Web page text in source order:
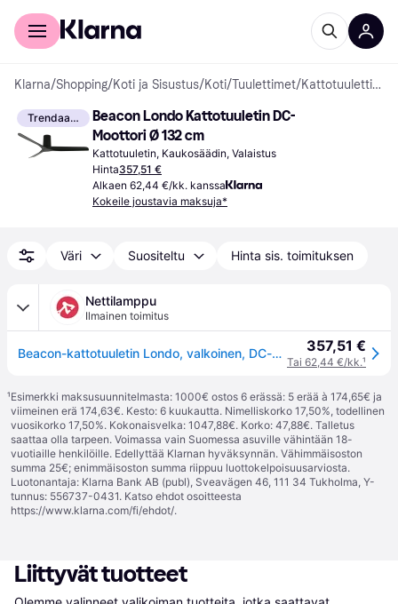
Kuluttajille
Klarna/Shopping/Koti ja Sisustus/Koti/Tuulettimet/ Kattotuulettimet
Trendaava
Beacon Londo Kattotuuletin DC-
Moottori Ø 132 cm
Kattotuuletin, Kaukosäädin, Valaistus
Hinta357,51 €
Alkaen 62,44 €/kk. kanssa
Kokeile joustavia maksuja*
Väri Suositeltu Hinta sis. toimituksen
Nettilamppu
Ilmainen toimitus
Beacon-kattotuuletin Londo, valkoinen, DC-moottori, halkaisija 132 cm, hiljainen 357,51 €
Tai 62,44 €/kk.¹
¹Esimerkki maksusuunnitelmasta: 1000€ ostos 6 erässä: 5 erää à 174,65€ ja
viimeinen erä 174,63€. Kesto: 6 kuukautta. Nimelliskorko 17,50%, todellinen
vuosikorko 17,50%. Kokonaisvelka: 1047,88€. Korko: 47,88€. Talletus
saattaa olla tarpeen. Voimassa vain Suomessa asuville vähintään 18-
vuotiaille henkilöille. Edellyttää Klarnan hyväksynnän. Vähimmäisoston
summa 25€; enimmäisoston summa riippuu luottokelpoisuusarviosta.
Luotonantaja: Klarna Bank AB (publ), Sveavägen 46, 111 34 Tukholma, Y-
tunnus: 556737-0431. Katso ehdot osoitteesta
https://www.klarna.com/fi/ehdot/.
Liittyvät tuotteet